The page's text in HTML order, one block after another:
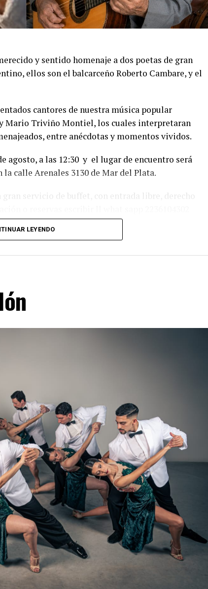
y sentido homenaje a dos poetas de gran
ellos son el balcarceño Roberto Cambare, y el
cantores de nuestra música popular
Mario Triviño Montiel, los cuales interpretaran
entre anécdotas y momentos vividos.
agosto, a las 12:30 y el lugar de encuentro será
calle Arenales 3130 de Mar del Plata.
servicio de buffet, con entrada libre, derecho
LEYENDO